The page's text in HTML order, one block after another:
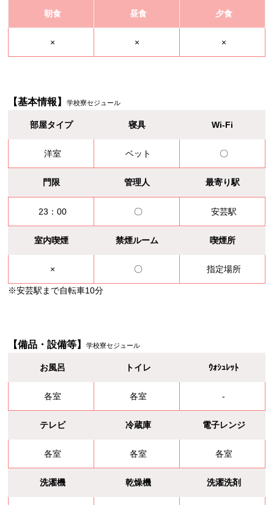
朝食 昼食 夕食
× × ×
【基本情報】学校寮セジュール
部屋タイプ 寝具 Wi-Fi
洋室 ベット 〇
門限 管理人 最寄り駅
23：00 〇 安芸駅
室内喫煙 禁煙ルーム 喫煙所
× 〇 指定場所
※安芸駅まで自転車10分
【備品・設備等】学校寮セジュール
お風呂 トイレ ｳｫｼｭﾚｯﾄ
各室 各室 -
テレビ 冷蔵庫 電子レンジ
各室 各室 各室
洗濯機 乾燥機 洗濯洗剤